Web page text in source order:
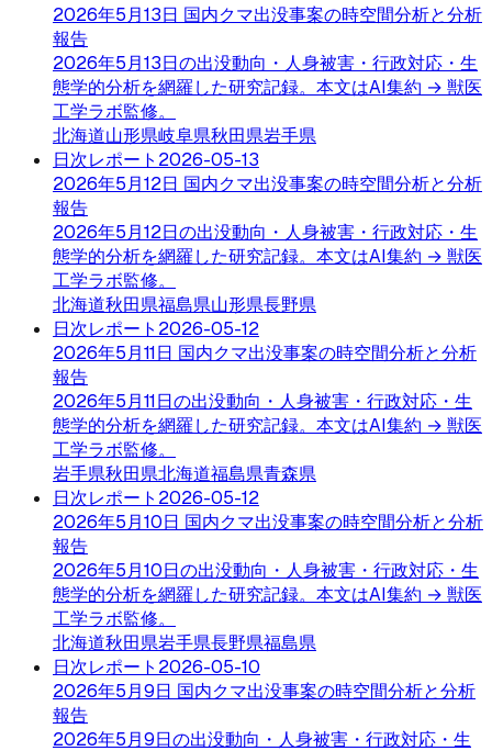
2026年5月13日 国内クマ出没事案の時空間分析と分析
報告
2026年5月13日の出没動向・人身被害・行政対応・生
態学的分析を網羅した研究記録。本文はAI集約 → 獣医
工学ラボ監修。
北海道山形県岐阜県秋田県岩手県
日次レポート 2026-05-13
2026年5月12日 国内クマ出没事案の時空間分析と分析
報告
2026年5月12日の出没動向・人身被害・行政対応・生
態学的分析を網羅した研究記録。本文はAI集約 → 獣医
工学ラボ監修。
北海道秋田県福島県山形県長野県
日次レポート 2026-05-12
2026年5月11日 国内クマ出没事案の時空間分析と分析
報告
2026年5月11日の出没動向・人身被害・行政対応・生
態学的分析を網羅した研究記録。本文はAI集約 → 獣医
工学ラボ監修。
岩手県秋田県北海道福島県青森県
日次レポート 2026-05-12
2026年5月10日 国内クマ出没事案の時空間分析と分析
報告
2026年5月10日の出没動向・人身被害・行政対応・生
態学的分析を網羅した研究記録。本文はAI集約 → 獣医
工学ラボ監修。
北海道秋田県岩手県長野県福島県
日次レポート 2026-05-10
2026年5月9日 国内クマ出没事案の時空間分析と分析
報告
2026年5月9日の出没動向・人身被害・行政対応・生